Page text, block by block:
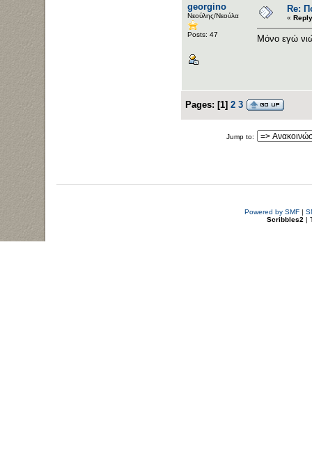
georgino
Νεούλης/Νεούλα
Posts: 47
Re:
«
Μόνο εγώ
Pages: [1] 2 3
Jump to:
Powered by SMF|
Scribbles2 |